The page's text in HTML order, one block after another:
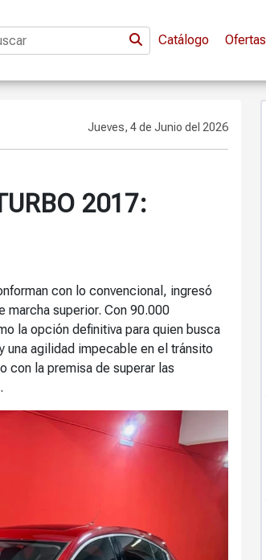
Catálogo Ofertas
Jueves, 4 de Junio del 2026
2017:
con lo convencional, ingresó
marcha superior. Con 90.000
la opción definitiva para quien busca
una agilidad impecable en el tránsito
con la premisa de superar las